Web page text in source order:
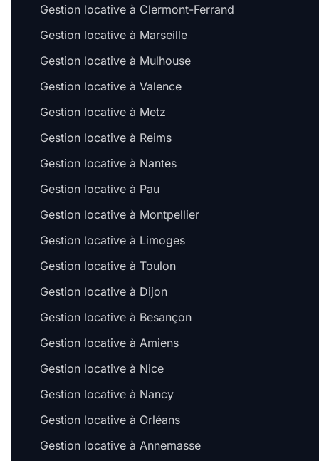
Gestion locative à Clermont-Ferrand
Gestion locative à Marseille
Gestion locative à Mulhouse
Gestion locative à Valence
Gestion locative à Metz
Gestion locative à Reims
Gestion locative à Nantes
Gestion locative à Pau
Gestion locative à Montpellier
Gestion locative à Limoges
Gestion locative à Toulon
Gestion locative à Dijon
Gestion locative à Besançon
Gestion locative à Amiens
Gestion locative à Nice
Gestion locative à Nancy
Gestion locative à Orléans
Gestion locative à Annemasse